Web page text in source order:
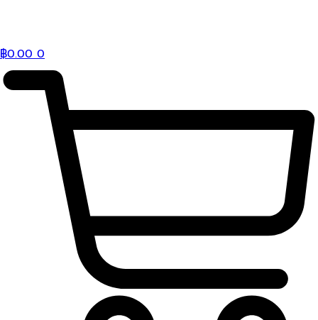
฿0.00 0